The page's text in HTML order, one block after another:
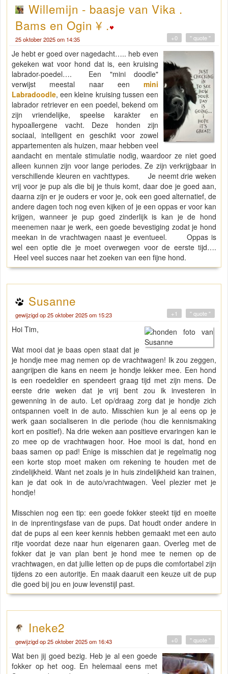
Willemijn - baasje van Vika .
Bams en Ogin ¥ .
25 oktober 2025 om 14:35 " quote "
+0
Je hebt er goed over nagedacht….. heb even
gekeken wat voor hond dat is, een kruising
labrador-poedel…. Een "mini doodle"
verwijst meestal naar een mini
Labradoodle, een kleine kruising tussen een
labrador retriever en een poedel, bekend om
zijn vriendelijke, speelse karakter en
hypoallergene vacht. Deze honden zijn
sociaal, intelligent en geschikt voor zowel
appartementen als huizen, maar hebben veel
aandacht en mentale stimulatie nodig, waardoor ze niet goed
alleen kunnen zijn voor lange periodes. Ze zijn verkrijgbaar in
verschillende kleuren en vachttypes. Je neemt drie weken
vrij voor je pup als die bij je thuis komt, daar doe je goed aan,
daarna zijn er je ouders er voor je, ook een goed alternatief, de
andere dagen toch nog even kijken of je een oppas er voor kan
krijgen, wanneer je pup goed zinderlijk is kan je de hond
meenemen naar je werk, een goede bevestiging zodat je hond
meekan in de vrachtwagen naast je eventueel. Oppas is
wel een optie die je moet overwegen voor de eerste tijd….
Heel veel succes naar het zoeken van een fijne hond.
Susanne
gewijzigd op 25 oktober 2025 om 15:23 " quote "
+1
Hoi Tim,
Wat mooi dat je baas open staat dat je
je hondje mee mag nemen op de vrachtwagen! Ik zou zeggen,
aangrijpen die kans en neem je hondje lekker mee. Een hond
is een roedeldier en spendeert graag tijd met zijn mens. De
eerste drie weken dat je vrij bent zou ik investeren in
gewenning in de auto. Let op/draag zorg dat je hondje zich
ontspannen voelt in de auto. Misschien kun je al eens op je
werk gaan socialiseren in die periode (hou die kennismaking
kort en positief). Na drie weken aan positieve ervaringen kan ie
zo mee op de vrachtwagen hoor. Hoe mooi is dat, hond en
baas samen op pad! Enige is misschien dat je regelmatig nog
een korte stop moet maken om rekening te houden met de
zindelijkheid. Want net zoals je in huis zindelijkheid kan trainen,
kan je dat ook in de auto/vrachtwagen. Veel plezier met je
hondje!
Misschien nog een tip: een goede fokker steekt tijd en moeite
in de inprentingsfase van de pups. Dat houdt onder andere in
dat de pups al een keer kennis hebben gemaakt met een auto
ritje voordat deze naar hun eigenaren gaan. Overleg met de
fokker dat je van plan bent je hond mee te nemen op de
vrachtwagen, en dat jullie letten op de pups die comfortabel zijn
tijdens zo een autoritje. En maak daaruit een keuze uit de pup
die goed bij jou en jouw levenstijl past.
Ineke2
gewijzigd op 25 oktober 2025 om 16:43 " quote "
+0
Wat ben jij goed bezig. Heb je al een goede
fokker op het oog. En helemaal eens met